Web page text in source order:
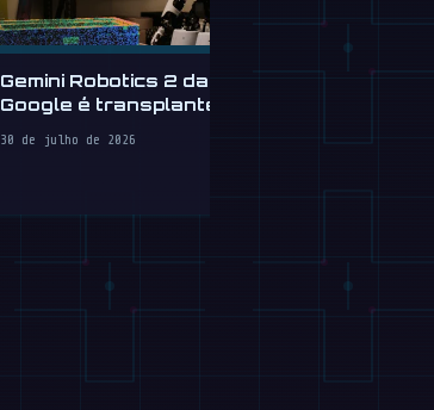
Gemini Robotics 2 da
Google é transplante
30 de julho de 2026